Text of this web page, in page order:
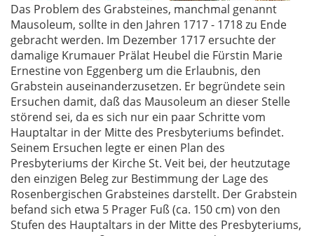
Das Problem des Grabsteines, manchmal genannt
Mausoleum, sollte in den Jahren 1717 - 1718 zu Ende
gebracht werden. Im Dezember 1717 ersuchte der
damalige Krumauer Prälat Heubel die Fürstin Marie
Ernestine von Eggenberg um die Erlaubnis, den
Grabstein auseinanderzusetzen. Er begründete sein
Ersuchen damit, daß das Mausoleum an dieser Stelle
störend sei, da es sich nur ein paar Schritte vom
Hauptaltar in der Mitte des Presbyteriums befindet.
Seinem Ersuchen legte er einen Plan des
Presbyteriums der Kirche St. Veit bei, der heutzutage
den einzigen Beleg zur Bestimmung der Lage des
Rosenbergischen Grabsteines darstellt. Der Grabstein
befand sich etwa 5 Prager Fuß (ca. 150 cm) von den
Stufen des Hauptaltars in der Mitte des Presbyteriums,